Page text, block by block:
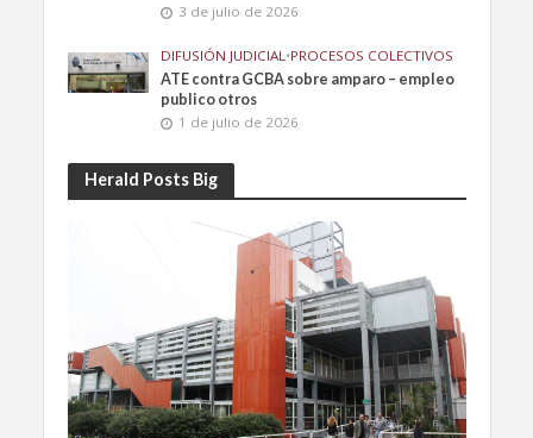
3 de julio de 2026
DIFUSIÓN JUDICIAL•PROCESOS COLECTIVOS
ATE contra GCBA sobre amparo – empleo
publico otros
1 de julio de 2026
Herald Posts Big